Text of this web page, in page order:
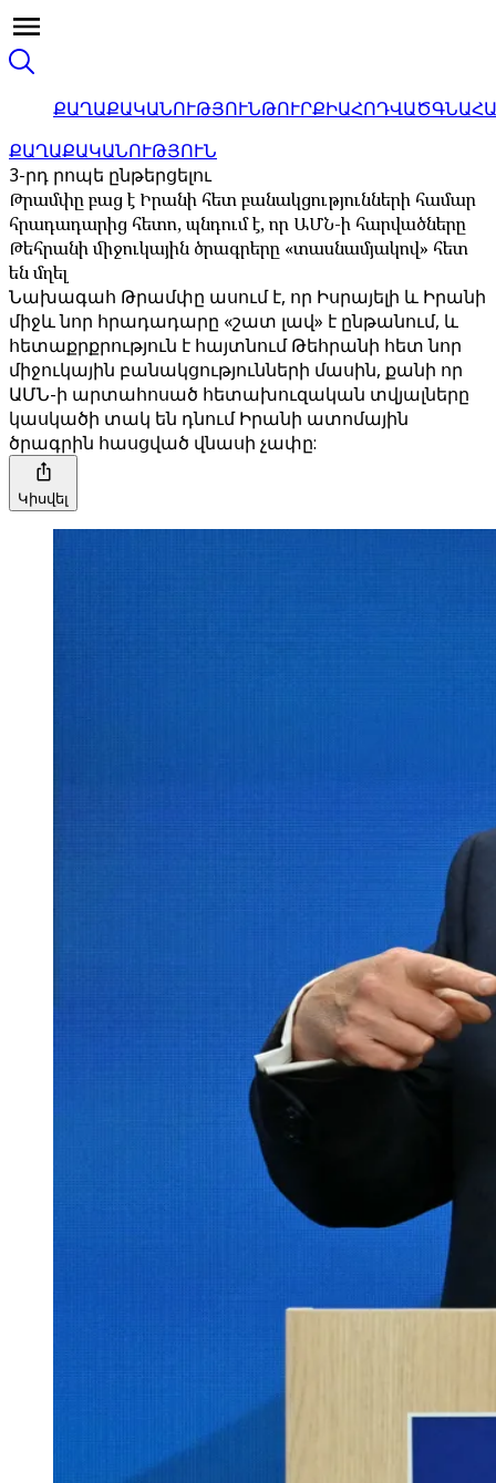
ՔԱՂԱՔԱԿԱՆՈՒԹՅՈՒՆԹՈՒՐՔԻԱՀՈԴՎԱԾ
ՔԱՂԱՔԱԿԱՆՈՒԹՅՈՒՆ
3-րդ րոպե ընթերցելու
Թրամփը բաց է Իրանի հետ բանակցությունների համար
հրադադարից հետո, պնդում է, որ ԱՄՆ-ի հարվածները
Թեհրանի միջուկային ծրագրերը «տասնամյակով» հետ
են մղել
Նախագահ Թրամփը ասում է, որ Իսրայելի և Իրանի
միջև նոր հրադադարը «շատ լավ» է ընթանում, և
հետաքրքրություն է հայտնում Թեհրանի հետ նոր
միջուկային բանակցությունների մասին, քանի որ
ԱՄՆ-ի արտահոսած հետախուզական տվյալները
կասկածի տակ են դնում Իրանի ատոմային
ծրագրին հասցված վնասի չափը:
Կիսվել